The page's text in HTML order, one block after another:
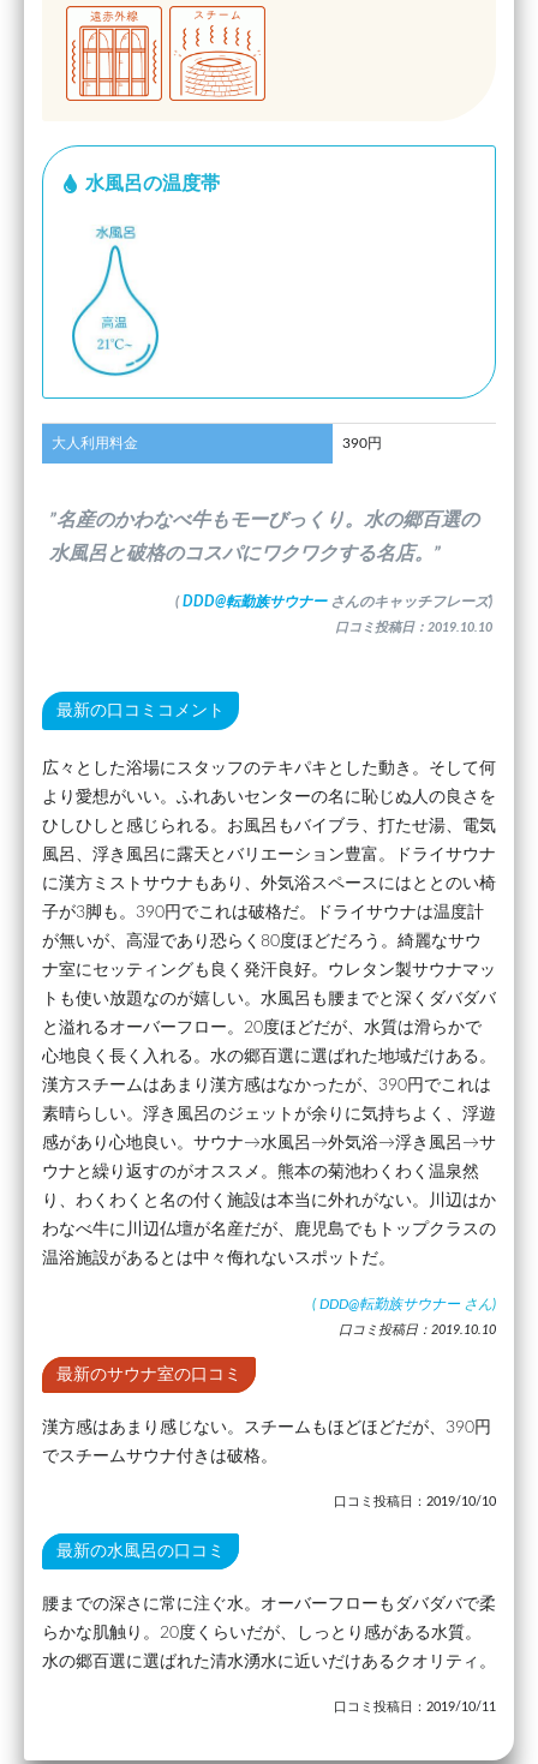
水風呂の温度帯
大人利用料金 390円
”名産のかわなべ牛もモーびっくり。水の郷百選の
水風呂と破格のコスパにワクワクする名店。”
( DDD@転勤族サウナー さんのキャッチフレーズ)
口コミ投稿日：2019.10.10
最新の口コミコメント
広々とした浴場にスタッフのテキパキとした動き。そして何
より愛想がいい。ふれあいセンターの名に恥じぬ人の良さを
ひしひしと感じられる。お風呂もバイブラ、打たせ湯、電気
風呂、浮き風呂に露天とバリエーション豊富。ドライサウナ
に漢方ミストサウナもあり、外気浴スペースにはととのい椅
子が3脚も。390円でこれは破格だ。ドライサウナは温度計
が無いが、高湿であり恐らく80度ほどだろう。綺麗なサウ
ナ室にセッティングも良く発汗良好。ウレタン製サウナマッ
トも使い放題なのが嬉しい。水風呂も腰までと深くダバダバ
と溢れるオーバーフロー。20度ほどだが、水質は滑らかで
心地良く長く入れる。水の郷百選に選ばれた地域だけある。
漢方スチームはあまり漢方感はなかったが、390円でこれは
素晴らしい。浮き風呂のジェットが余りに気持ちよく、浮遊
感があり心地良い。サウナ→水風呂→外気浴→浮き風呂→サ
ウナと繰り返すのがオススメ。熊本の菊池わくわく温泉然
り、わくわくと名の付く施設は本当に外れがない。川辺はか
わなべ牛に川辺仏壇が名産だが、鹿児島でもトップクラスの
温浴施設があるとは中々侮れないスポットだ。
( DDD@転勤族サウナー さん)
口コミ投稿日：2019.10.10
最新のサウナ室の口コミ
漢方感はあまり感じない。スチームもほどほどだが、390円
でスチームサウナ付きは破格。
口コミ投稿日：2019/10/10
最新の水風呂の口コミ
腰までの深さに常に注ぐ水。オーバーフローもダバダバで柔
らかな肌触り。20度くらいだが、しっとり感がある水質。
水の郷百選に選ばれた清水湧水に近いだけあるクオリティ。
口コミ投稿日：2019/10/11